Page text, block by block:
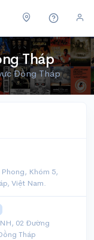
Tháp
Đồng Tháp
Khóm 5,
Việt Nam.
02 Đường
Tháp